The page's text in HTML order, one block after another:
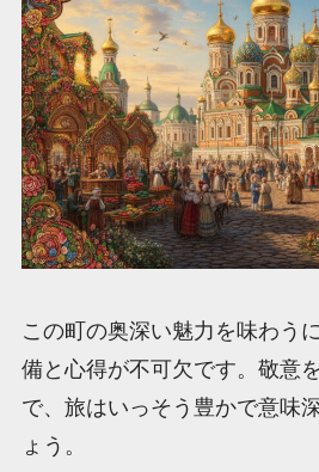
この町の奥深い魅力を味わう
備と心得が不可欠です。敬意
で、旅はいっそう豊かで意味
ょう。